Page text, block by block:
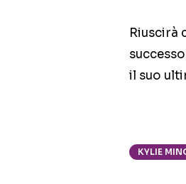
Riuscirà
il suo
KYLIE